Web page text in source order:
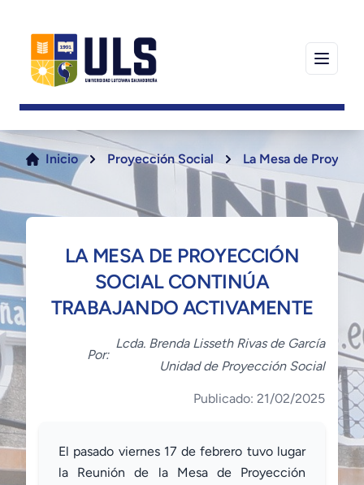
Inicio Proyección Social La Mesa de
LA MESA DE PROYECCIÓN
SOCIAL CONTINÚA
TRABAJANDO ACTIVAMENTE
Por:
Lcda. Brenda Lisseth Rivas de García
Unidad de Proyección Social
Publicado: 21/02/2025
El pasado viernes 17 de febrero tuvo lugar
la Reunión de la Mesa de Proyección